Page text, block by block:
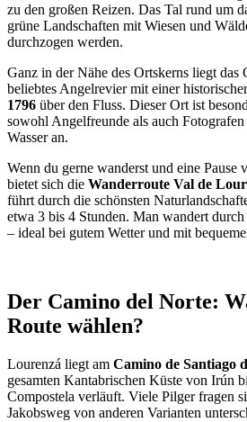
zu den großen Reizen. Das Tal rund um
grüne Landschaften mit Wiesen und
durchzogen werden.
Ganz in der Nähe des Ortskerns liegt das
beliebtes Angelrevier mit einer
1796 über den Fluss. Dieser Ort ist
sowohl Angelfreunde als auch
Wasser an.
Wenn du gerne wanderst und eine Pause
bietet sich die Wanderroute Val de
führt durch die schönsten
etwa 3 bis 4 Stunden. Man wandert
– ideal bei gutem Wetter und mit
Der Camino del Norte:
Route wählen?
Lourenzá liegt am Camino de Santiago
gesamten Kantabrischen Küste von Irún
Compostela verläuft. Viele Pilger fragen
Jakobsweg von anderen Varianten